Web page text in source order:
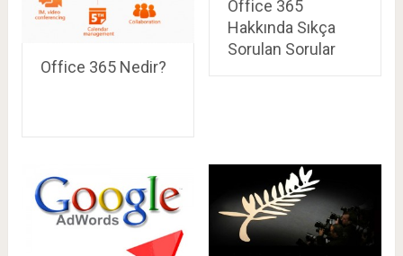
Office 365 Nedir?
Office 365
Hakkında Sıkça
Sorulan Sorular